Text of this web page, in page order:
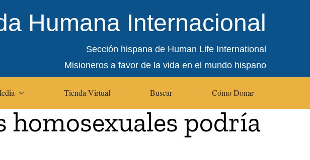
Humana Internacional
Sección hispana de Human Life International
Misioneros a favor de la vida en el mundo hispano
Tienda Virtual Buscar Cómo Donar
homosexuales podría